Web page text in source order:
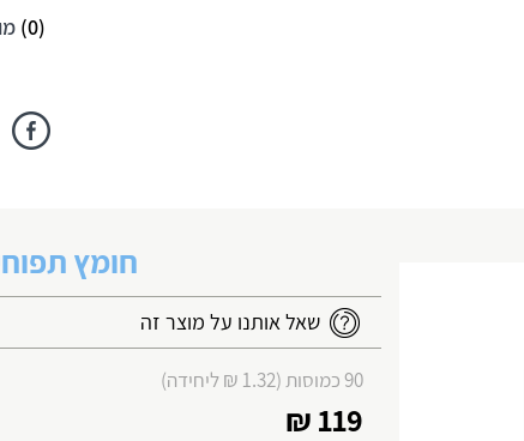
(
0
)
חומץ תפוחים 90
שאל אותנו על מוצר זה
90 כמוסות (1.32 ₪ ליחידה)
119 ₪